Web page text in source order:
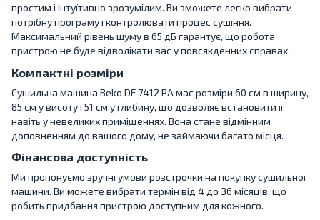
простим і інтуїтивно зрозумілим. Ви зможете легко вибрати
потрібну програму і контролювати процес сушіння.
Максимальний рівень шуму в 65 дБ гарантує, що робота
пристрою не буде відволікати вас у повсякденних справах.
Компактні розміри
Сушильна машина Beko DF 7412 PA має розміри 60 см в ширину,
85 см у висоту і 51 см у глибину, що дозволяє встановити її
навіть у невеликих приміщеннях. Вона стане відмінним
доповненням до вашого дому, не займаючи багато місця.
Фінансова доступність
Ми пропонуємо зручні умови розстрочки на покупку сушильної
машини. Ви можете вибрати термін від 4 до 36 місяців, що
робить придбання пристрою доступним для кожного.